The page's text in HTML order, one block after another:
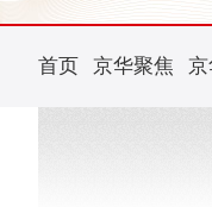
首页 京华聚焦